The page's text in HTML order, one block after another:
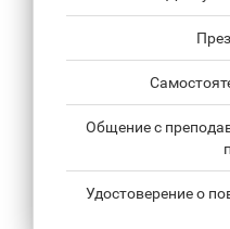
Общение с
Удостоверение о